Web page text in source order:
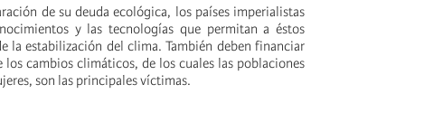
de su deuda ecológica, los países imperialistas
y las tecnologías que permitan a éstos
la estabilización del clima. También deben financiar
cambios climáticos, de los cuales las poblaciones
son las principales víctimas.